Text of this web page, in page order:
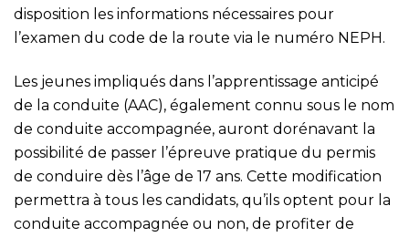
disposition les informations nécessaires pour
l’examen du code de la route via le numéro NEPH.
Les jeunes impliqués dans l’apprentissage anticipé
de la conduite (AAC), également connu sous le nom
de conduite accompagnée, auront dorénavant la
possibilité de passer l’épreuve pratique du permis
de conduire dès l’âge de 17 ans. Cette modification
permettra à tous les candidats, qu’ils optent pour la
conduite accompagnée ou non, de profiter de